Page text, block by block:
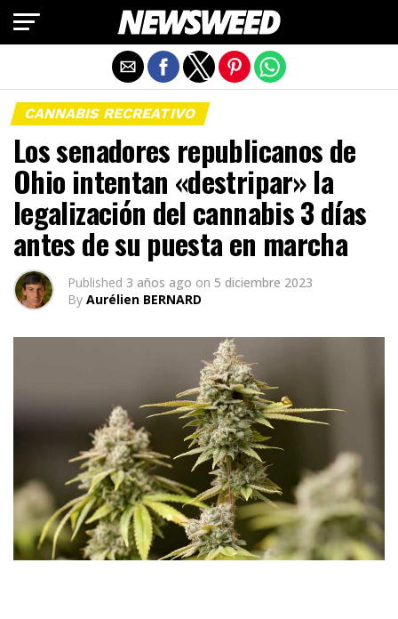
CANNABIS RECREATIVO
Los senadores republicanos de
Ohio intentan «destripar» la
legalización del cannabis 3 días
antes de su puesta en marcha
Published 3 años ago on 5 diciembre 2023
By Aurélien BERNARD
Salir de la versión móvil